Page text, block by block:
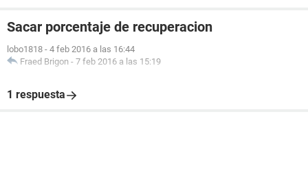
Sacar porcentaje de recuperacion
lobo1818 - 4 feb 2016 a las 16:44
Fraed Brigon - 7 feb 2016 a las 15:19
1 respuesta